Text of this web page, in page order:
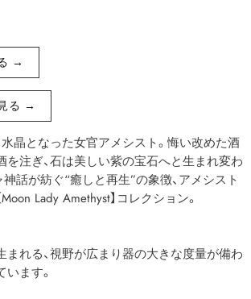
→
る →
晶となった女官アメシスト。悔い改めた酒
注ぎ、石は美しい紫の宝石へと生まれ変わ
話が紡ぐ“癒しと再生”の象徴、アメシスト
Lady Amethyst】コレクション。
れる、視野が広まり器の大きな度量が備わ
ます。